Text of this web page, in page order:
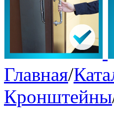
Главная/
Кронштейны